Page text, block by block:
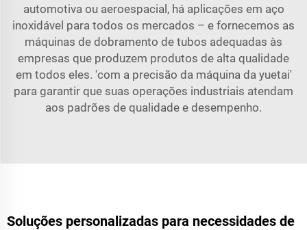
automotiva ou aeroespacial, há aplicações em aço
inoxidável para todos os mercados – e fornecemos as
máquinas de dobramento de tubos adequadas às
empresas que produzem produtos de alta qualidade
em todos eles. 'com a precisão da máquina da yuetai'
para garantir que suas operações industriais atendam
aos padrões de qualidade e desempenho.
Soluções personalizadas para necessidades de